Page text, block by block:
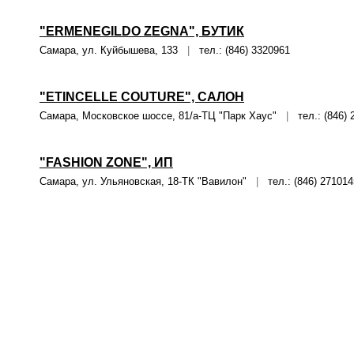
"ERMENEGILDO ZEGNA", БУТИК
Самара, ул. Куйбышева, 133 тел.: (846) 3320961
"ETINCELLE COUTURE", САЛОН
Самара, Московское шоссе, 81/а-ТЦ "Парк Хаус" тел.: (846)
"FASHION ZONE", ИП
Самара, ул. Ульяновская, 18-ТК "Вавилон" тел.: (846)